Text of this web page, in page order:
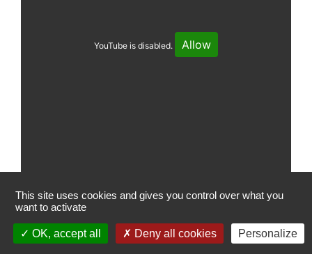
YouTube is disabled. Allow
This site uses cookies and gives you control over what you
want to activate
OK, accept all Deny all cookies Personalize